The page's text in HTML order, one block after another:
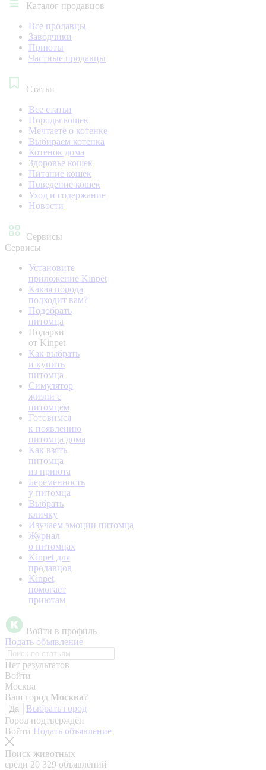
Каталог продавцов
Все продавцы
Заводчики
Приюты
Частные продавцы
Статьи
Все статьи
Породы кошек
Мечтаете о котенке
Выбираем котенка
Котенок дома
Здоровье кошек
Питание кошек
Поведение кошек
Уход и содержание
Новости
Сервисы
Сервисы
Установите
приложение Kinpet
Какая порода
подходит вам?
Подобрать
питомца
Подарки
от Kinpet
Как выбрать
и купить
питомца
Симулятор
жизни с
питомцем
Готовимся
к появлению
питомца дома
Как взять
питомца
из приюта
Беременность
у питомца
Выбрать
кличку
Изучаем эмоции питомца
Журнал
о питомцах
Kinpet для
продавцов
Kinpet
помогает
приютам
Войти в профиль
Подать объявление
Нет результатов
Войти
Москва
Ваш город Москва?
Да
Выбрать город
Город подтверждён
Войти Подать объявление
Поиск животных
среди 20 329 объявлений